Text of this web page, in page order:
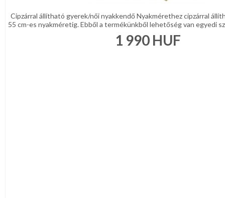
Cipzárral állítható gyerek/női nyakkendő Nyakmérethez cipzárral
55 cm-es nyakméretig. Ebből a termékünkből lehetőség van egyedi
1 990 HUF